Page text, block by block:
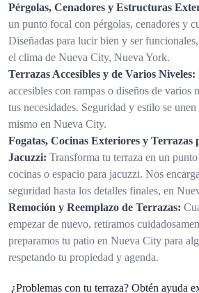
Pérgolas, Cenadores y Estructuras
un punto focal con pérgolas, cenadores y
Diseñadas para lucir bien y ser
el clima de Nueva City, Nueva York.
Terrazas Accesibles y de Varios Niveles:
accesibles con rampas o diseños de varios
tus necesidades. Seguridad y estilo se
mismo en Nueva City.
Fogatas, Cocinas Exteriores y Terrazas
Jacuzzi: Transforma tu terraza en un
cocinas o espacio para jacuzzi. Nos
seguridad hasta los detalles finales, en
Remoción y Reemplazo de Terrazas:
empezar de nuevo, retiramos
preparamos tu patio en Nueva City para
respetando tu propiedad y agenda.
¿Problemas con tu terraza? Obtén ayuda